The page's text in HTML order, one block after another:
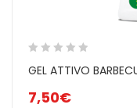
GEL ATTIVO
7,50€